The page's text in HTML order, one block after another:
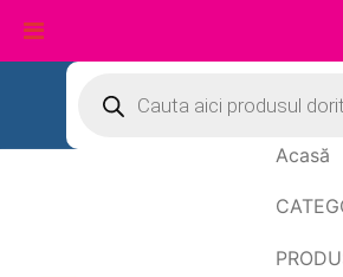
conținut
search
Acasă